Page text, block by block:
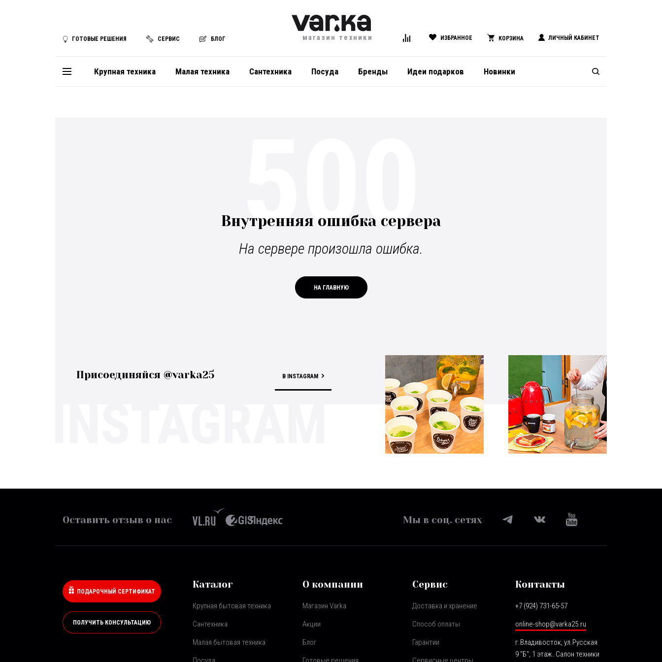
ГОТОВЫЕ РЕШЕНИЯ СЕРВИС БЛОГ магазин техники ИЗБРАННОЕ КОРЗИНА ЛИЧНЫЙ КАБИНЕТ
Крупная техника Малая техника Сантехника Посуда Бренды Идеи подарков Новинки
Внутренняя ошибка сервера
На сервере произошла ошибка.
НА ГЛАВНУЮ
500
Присоединяйся @varka25 В INSTAGRAM
Оставить отзыв о нас Мы в соц. сетях
ПОДАРОЧНЫЙ СЕРТИФИКАТ
ПОЛУЧИТЬ КОНСУЛЬТАЦИЮ
Каталог
Крупная бытовая техника
Сантехника
Малая бытовая техника
О компании
Магазин Varka
Акции
Блог
Сервис
Доставка и хранение
Способ оплаты
Гарантии
Контакты
+7 (924) 731-65-57
online-shop@varka25.ru
г.Владивосток, ул.Русская
9 "Б", 1 этаж. Салон техники